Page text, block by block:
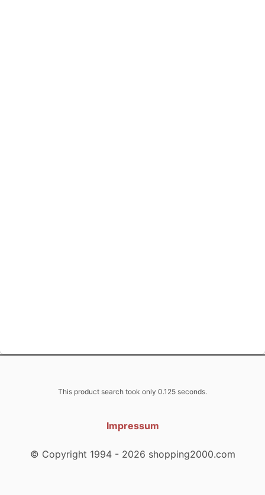
This product search took only 0.125 seconds.
Impressum
© Copyright 1994 - 2026 shopping2000.com